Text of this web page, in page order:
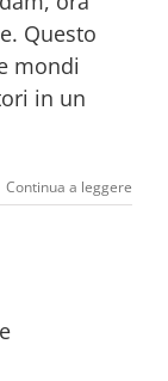
Questo
mondi
in un
Continua a leggere